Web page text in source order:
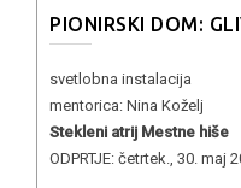
PIONIRSKI DOM:
svetlobna instalacija
mentorica: Nina Koželj
Stekleni atrij Mestne hiše
ODPRTJE: četrtek., 30. maj